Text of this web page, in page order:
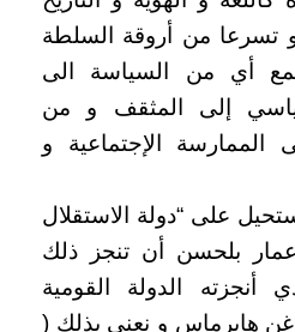
من أروقة السلطة
أي من السياسة الى
إلى المثقف و من
الممارسة الإجتماعية و
على “دولة الاستقلال
بلحسن أن تنجز ذلك
أنجزته الدولة القومية
هابرماس و نعني بذلك (